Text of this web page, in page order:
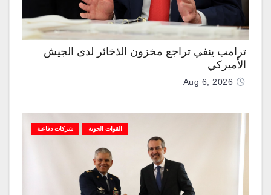
ترامب ينفي تراجع مخزون الذخائر لدى الجيش
الأميركي
Aug 6, 2026
القوات الجوية شركات دفاعية